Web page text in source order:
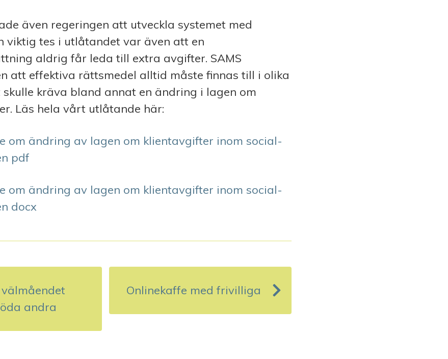
även regeringen att utveckla systemet med
viktig tes i utlåtandet var även att en
aldrig får leda till extra avgifter. SAMS
att effektiva rättsmedel alltid måste finnas till i olika
skulle kräva bland annat en ändring i lagen om
Läs hela vårt utlåtande här:
om ändring av lagen om klientavgifter inom social-
pdf
om ändring av lagen om klientavgifter inom social-
docx
andra
Onlinekaffe med frivilliga